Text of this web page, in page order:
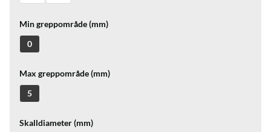
Min greppområde (mm)
0
Max greppområde (mm)
5
Skalldiameter (mm)